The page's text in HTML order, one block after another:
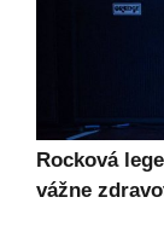
Rocková
vážne